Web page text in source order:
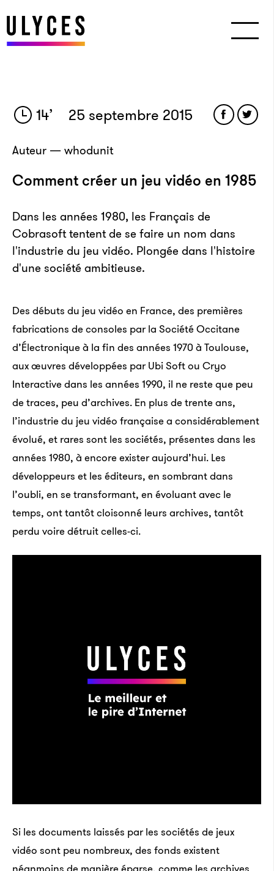
14’ 25 septembre 2015
Auteur — whodunit
Comment créer un jeu vidéo en 1985
Dans les années 1980, les Français de
Cobrasoft tentent de se faire un nom dans
l'industrie du jeu vidéo. Plongée dans l'histoire
d'une société ambitieuse.
Des débuts du jeu vidéo en France, des premières
fabrications de consoles par la Société Occitane
d’Électronique à la fin des années 1970 à Toulouse,
aux œuvres développées par Ubi Soft ou Cryo
Interactive dans les années 1990, il ne reste que peu
de traces, peu d’archives. En plus de trente ans,
l’industrie du jeu vidéo française a considérablement
évolué, et rares sont les sociétés, présentes dans les
années 1980, à encore exister aujourd’hui. Les
développeurs et les éditeurs, en sombrant dans
l’oubli, en se transformant, en évoluant avec le
temps, ont tantôt cloisonné leurs archives, tantôt
perdu voire détruit celles-ci.
Si les documents laissés par les sociétés de jeux
vidéo sont peu nombreux, des fonds existent